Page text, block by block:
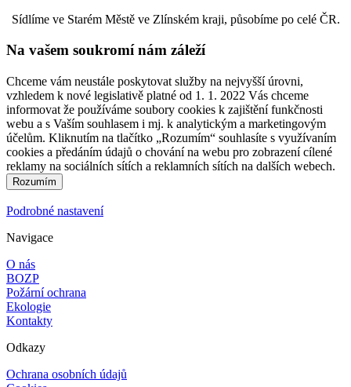
Sídlíme ve Starém Městě ve Zlínském kraji, působíme po celé ČR.
Na vašem soukromí nám záleží
Chceme vám neustále poskytovat služby na nejvyšší úrovni,
vzhledem k nové legislativě platné od 1. 1. 2022 Vás chceme
informovat že používáme soubory cookies k zajištění funkčnosti
webu a s Vaším souhlasem i mj. k analytickým a marketingovým
účelům. Kliknutím na tlačítko „Rozumím“ souhlasíte s využívaním
cookies a předáním údajů o chování na webu pro zobrazení cílené
reklamy na sociálních sítích a reklamních sítích na dalších webech.
Podrobné nastavení
Navigace
O nás
BOZP
Požární ochrana
Ekologie
Kontakty
Odkazy
Ochrana osobních údajů